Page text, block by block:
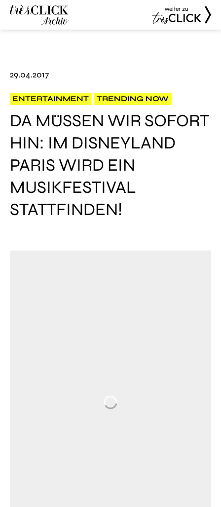
weiter zu
29.04.2017
ENTERTAINMENT TRENDING NOW
DA MÜSSEN WIR SOFORT
HIN: IM DISNEYLAND
PARIS WIRD EIN
MUSIKFESTIVAL
STATTFINDEN!